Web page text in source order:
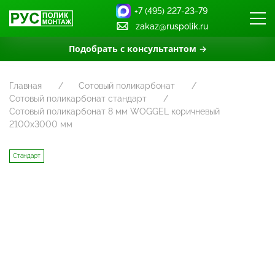
Подобрать с консультантом →
+7 (495) 227-23-79
zakaz@ruspolik.ru
Главная
Сотовый поликарбонат
Сотовый поликарбонат стандарт
Сотовый поликарбонат 8 мм WOGGEL коричневый
2100х3000 мм
Стандарт